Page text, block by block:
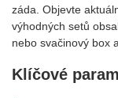
záda. Objevte
výhodných setů
nebo svačinový box
Klíčové